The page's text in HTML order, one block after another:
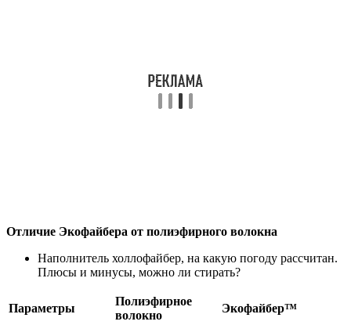
Отличие Экофайбера от полиэфирного волокна
Наполнитель холлофайбер, на какую погоду рассчитан.
Плюсы и минусы, можно ли стирать?
Параметры
Полиэфирное
волокно
Экофайбер™